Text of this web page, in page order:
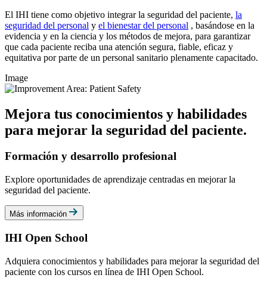
El IHI tiene como objetivo integrar la seguridad del paciente, la
seguridad del personal y el bienestar del personal , basándose en la
evidencia y en la ciencia y los métodos de mejora, para garantizar
que cada paciente reciba una atención segura, fiable, eficaz y
equitativa por parte de un personal sanitario plenamente capacitado.
Image
Mejora tus conocimientos y habilidades
para mejorar la seguridad del paciente.
Formación y desarrollo profesional
Explore oportunidades de aprendizaje centradas en mejorar la
seguridad del paciente.
Más información
IHI Open School
Adquiera conocimientos y habilidades para mejorar la seguridad del
paciente con los cursos en línea de IHI Open School.